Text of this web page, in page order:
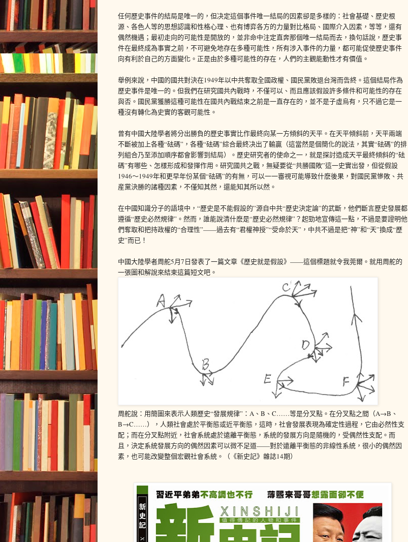
任何歷史事件的結局是唯一的，但决定這個事件唯一結局的因素卻是多樣的：社會基礎、歷史根
源、各色人等的思想認識和性格心理、也有博弈各方的力量對比格局、國際介入因素，等等，還有
偶然機遇；最初走向的可能性是開放的，並非命中注定直奔那個唯一結局而去，換句話說，歷史事
件在最終成為事實之前，不可避免地存在多種可能性，所有涉入事件的力量，都可能促使歷史事件
向有利於自己的方面變化。正是由於多種可能性的存在，人們的主觀能動性才有價值。
舉例來說，中國的國共對決在1949年以中共奪取全國政權、國民黨敗退台灣而告終。這個結局作為
歷史事件是唯一的。但我們在研究國共內戰時，不僅可以、而且應該假設許多條件和可能性的存在
與否。國民黨獲勝這種可能性在國共內戰結束之前是一直存在的，並不是子虛烏有，只不過它是一
種沒有轉化為史實的客觀可能性。
曾有中國大陸學者將分出勝負的歷史事實比作最終向某一方傾斜的天平。在天平傾斜前，天平兩端
不斷被加上各種“砝碼”，各種“砝碼”綜合最終决出了輸贏（這當然是個簡化的說法，其實“砝碼”的排
列組合乃至添加順序都會影響到結局）。歷史研究者的使命之一，就是探討造成天平最終傾斜的“砝
碼”有哪些、怎樣形成和發揮作用。研究國共之戰，無疑要從“共勝國敗”這一史實出發，但從假設
1946～1949年和更早年份某個“砝碼”的有無，可以一一審視可能導致什麽後果，對國民黨慘敗、共
産黨決勝的諸種因素，不僅知其然，還能知其所以然。
在中國知識分子的語境中，“歷史是不能假設的”源自中共“歷史決定論”的武斷，他們斷言歷史發展都
遵循“歷史必然規律”。然而，誰能說清什麽是“歷史必然規律”？起勁地宣傳這一點，不過是要證明他
們奪取和把持政權的“合理性”——過去有“君權神授”“受命於天”，中共不過是把“神”和“天”換成“歷
史”而已！
中國大陸學者周舵5月7日發表了一篇文章《歷史就是假設》——這個標題就令我莞爾。就用周舵的
一張圖和解說來結束這篇短文吧。
周舵說：用簡圖來表示人類歷史“發展規律”：A、B、C……等是分叉點。在分叉點之間（A→B、
B→C……），人類社會處於平衡態或近平衡態，這時，社會發展表現為確定性過程，它由必然性支
配；而在分叉點附近，社會系統處於遠離平衡態，系統的發展方向是隨機的，受偶然性支配。而
且，決定系統發展方向的偶然因素可以微不足道——對於遠離平衡態的非線性系統，很小的偶然因
素，也可能改變整個宏觀社會系統。（《新史記》雜誌14期）